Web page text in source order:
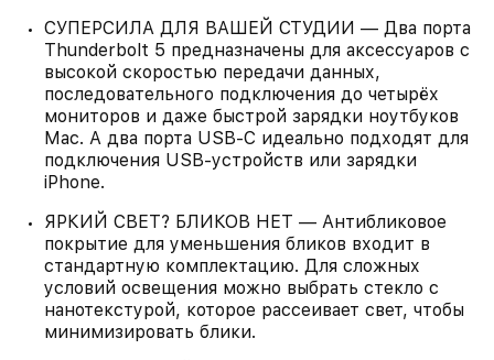
СУПЕРСИЛА ДЛЯ ВАШЕЙ СТУДИИ — Два порта
Thunderbolt 5 предназначены для аксессуаров с
высокой скоростью передачи данных,
последовательного подключения до четырёх
мониторов и даже быстрой зарядки ноутбуков
Mac. А два порта USB-C идеально подходят для
подключения USB-устройств или зарядки
iPhone.
ЯРКИЙ СВЕТ? БЛИКОВ НЕТ — Антибликовое
покрытие для уменьшения бликов входит в
стандартную комплектацию. Для сложных
условий освещения можно выбрать стекло с
нанотекстурой, которое рассеивает свет, чтобы
минимизировать блики.